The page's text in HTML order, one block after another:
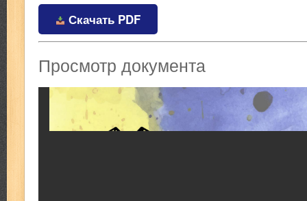
Скачать PDF
Просмотр документа